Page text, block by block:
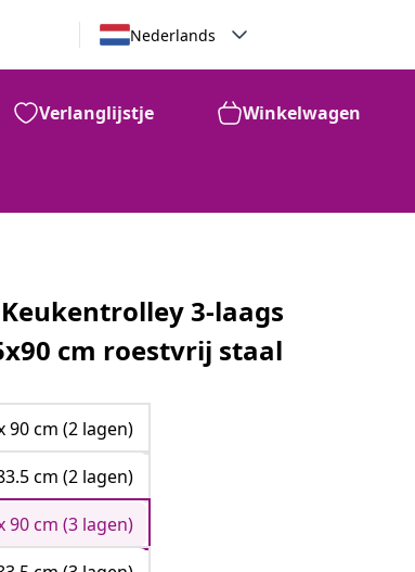
Nederlands
Verlanglijstje Winkelwagen
3-laags
cm roestvrij staal
90 cm (2 lagen)
cm (2 lagen)
90 cm (3 lagen)